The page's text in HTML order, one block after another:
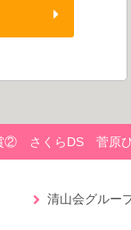
② さくらDS 菅原
清山会グルー